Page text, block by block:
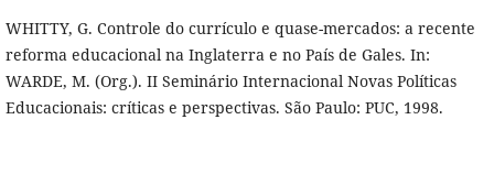
WHITTY, G. Controle do currículo e quase-mercados: a recente
reforma educacional na Inglaterra e no País de Gales. In:
WARDE, M. (Org.). II Seminário Internacional Novas Políticas
Educacionais: críticas e perspectivas. São Paulo: PUC, 1998.